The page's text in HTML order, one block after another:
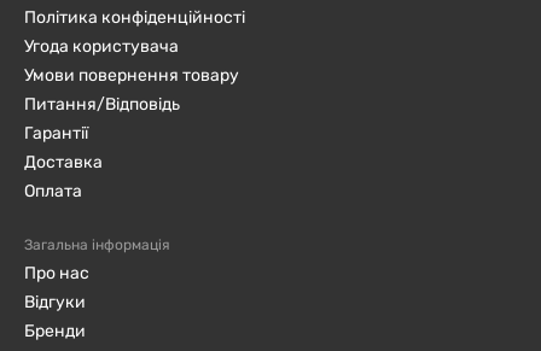
Політика конфіденційності
Угода користувача
Умови повернення товару
Питання/Відповідь
Гарантії
Доставка
Оплата
Загальна інформація
Про нас
Відгуки
Бренди